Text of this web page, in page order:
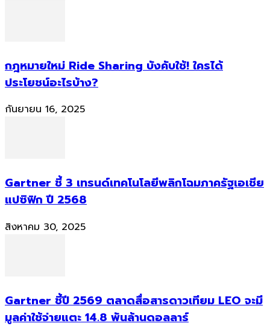
กฎหมายใหม่ Ride Sharing บังคับใช้! ใครได้
ประโยชน์อะไรบ้าง?
กันยายน 16, 2025
Gartner ชี้ 3 เทรนด์เทคโนโลยีพลิกโฉมภาครัฐเอเชีย
แปซิฟิก ปี 2568
สิงหาคม 30, 2025
Gartner ชี้ปี 2569 ตลาดสื่อสารดาวเทียม LEO จะมี
มูลค่าใช้จ่ายแตะ 14.8 พันล้านดอลลาร์